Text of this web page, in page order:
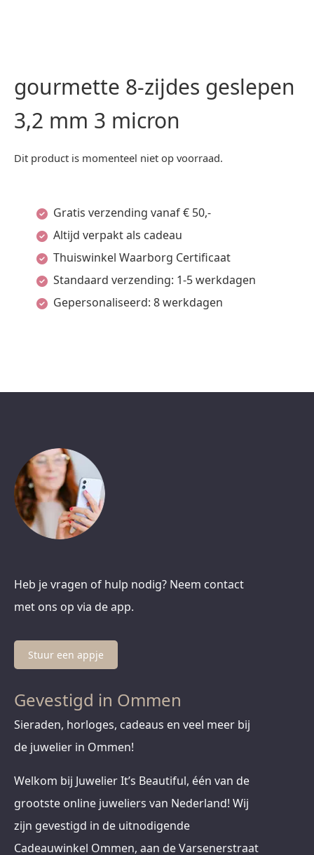
gourmette 8-zijdes geslepen
3,2 mm 3 micron
Dit product is momenteel niet op voorraad.
Gratis verzending vanaf € 50,-
Altijd verpakt als cadeau
Thuiswinkel Waarborg Certificaat
Standaard verzending: 1-5 werkdagen
Gepersonaliseerd: 8 werkdagen
Heb je vragen of hulp nodig? Neem contact
met ons op via de app.
Stuur een appje
Gevestigd in Ommen
Sieraden, horloges, cadeaus en veel meer bij
de juwelier in Ommen!
Welkom bij Juwelier It’s Beautiful, één van de
grootste online juweliers van Nederland! Wij
zijn gevestigd in de uitnodigende
Cadeauwinkel Ommen, aan de Varsenerstraat